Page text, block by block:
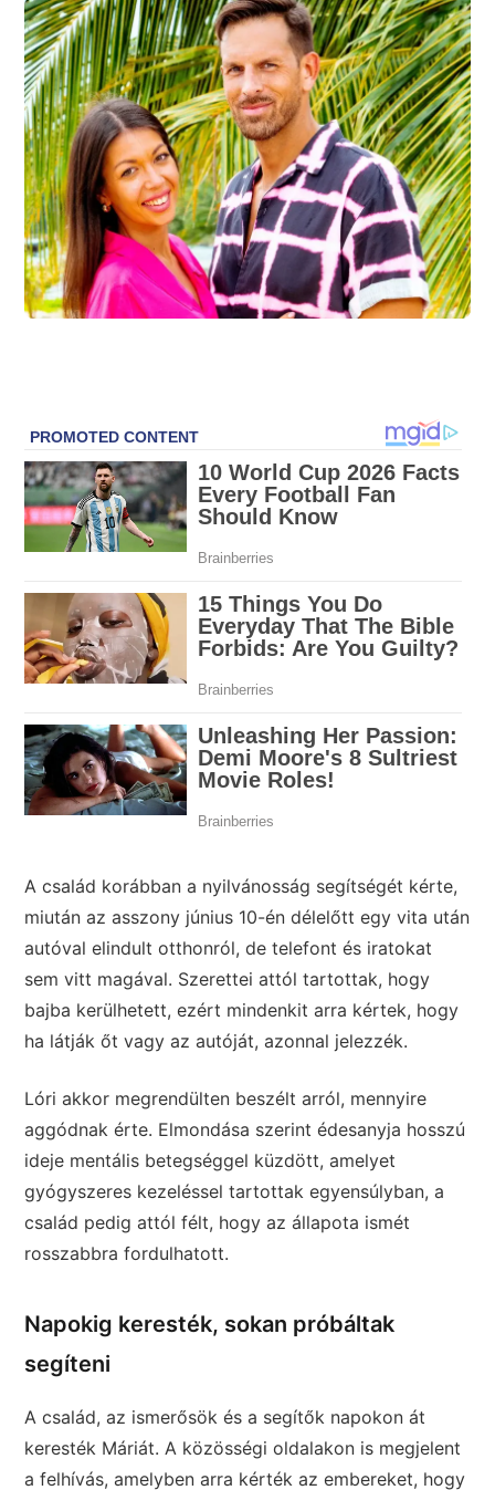
A család korábban a nyilvánosság segítségét kérte,
miután az asszony június 10-én délelőtt egy vita után
autóval elindult otthonról, de telefont és iratokat
sem vitt magával. Szerettei attól tartottak, hogy
bajba kerülhetett, ezért mindenkit arra kértek, hogy
ha látják őt vagy az autóját, azonnal jelezzék.
Lóri akkor megrendülten beszélt arról, mennyire
aggódnak érte. Elmondása szerint édesanyja hosszú
ideje mentális betegséggel küzdött, amelyet
gyógyszeres kezeléssel tartottak egyensúlyban, a
család pedig attól félt, hogy az állapota ismét
rosszabbra fordulhatott.
Napokig keresték, sokan próbáltak
segíteni
A család, az ismerősök és a segítők napokon át
keresték Máriát. A közösségi oldalakon is megjelent
a felhívás, amelyben arra kérték az embereket, hogy